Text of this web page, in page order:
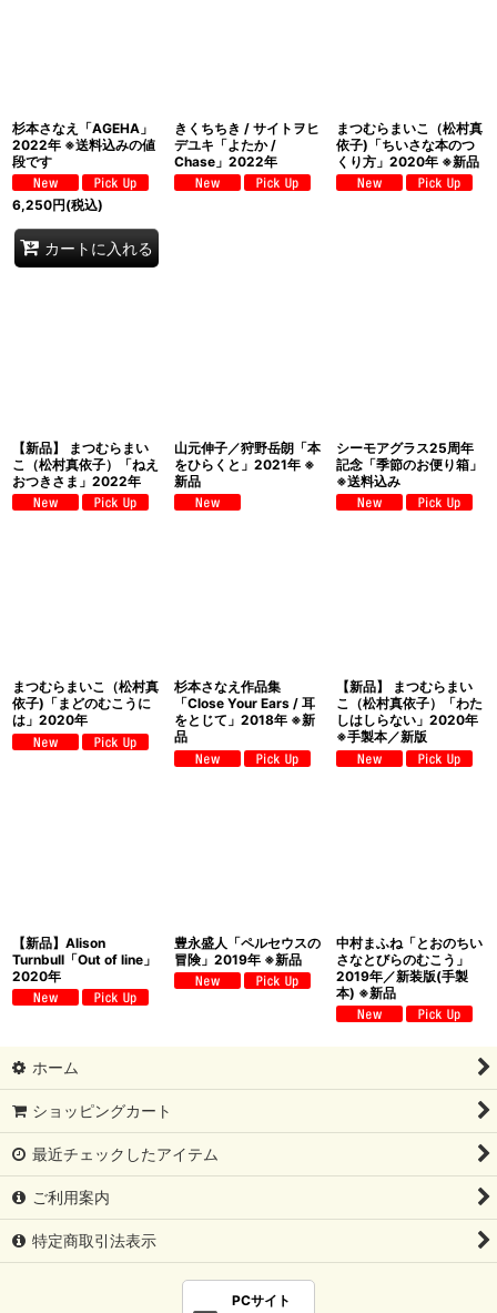
杉本さなえ「AGEHA」
2022年 ※送料込みの値
段です
6,250円(税込)
カートに入れる
きくちちき / サイトヲヒ
デユキ「よたか /
Chase」2022年
まつむらまいこ（松村真
依子)「ちいさな本のつ
くり方」2020年 ※新品
【新品】 まつむらまい
こ（松村真依子）「ねえ
おつきさま」2022年
山元伸子／狩野岳朗「本
をひらくと」2021年 ※
新品
シーモアグラス25周年
記念「季節のお便り箱」
※送料込み
まつむらまいこ（松村真
依子)「まどのむこうに
は」2020年
杉本さなえ作品集
「Close Your Ears / 耳
をとじて」2018年 ※新
品
【新品】 まつむらまい
こ（松村真依子）「わた
しはしらない」2020年
※手製本／新版
【新品】Alison
Turnbull「Out of line」
2020年
豊永盛人「ペルセウスの
冒険」2019年 ※新品
中村まふね「とおのちい
さなとびらのむこう」
2019年／新装版(手製
本) ※新品
ホーム
ショッピングカート
最近チェックしたアイテム
ご利用案内
特定商取引法表示
PCサイト